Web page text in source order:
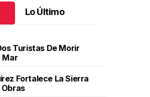
educación especial.Una
especial
Lo Último
Turistas De Morir
Mar
Fortalece La Sierra